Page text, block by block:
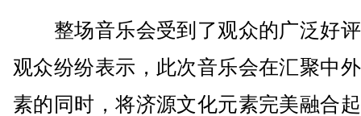
整场音乐会受到了观众的广泛好
观众纷纷表示，此次音乐会在汇聚中
素的同时，将济源文化元素完美融合